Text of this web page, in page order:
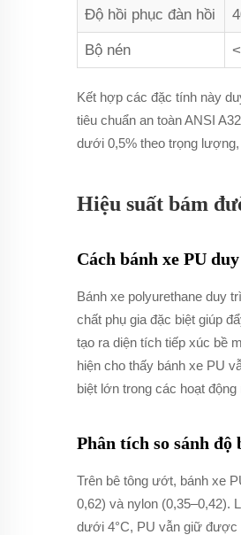
Độ hồi phục đàn hồi
Bộ nén
Kết hợp các đặc tính này
tiêu chuẩn an toàn ANSI
dưới 0,5% theo trọng
Hiệu suất bám
Cách bánh xe PU
Bánh xe polyurethane duy
chất phụ gia đặc biệt giúp
tạo ra diện tích tiếp xúc bề
hiện cho thấy bánh xe PU
biệt lớn trong các hoạt
Phân tích so sánh độ
Trên bê tông ướt, bánh xe
0,62) và nylon (0,35–0,42).
dưới 4°C, PU vẫn giữ được